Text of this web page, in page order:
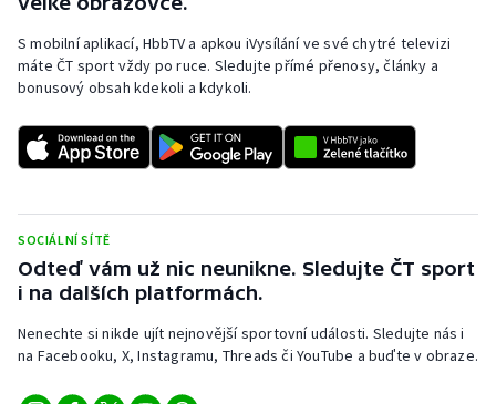
Rychlostní kanoistika
Short track
Sportovní střelba
Triatlon
Veslování
Vodní slalom
S mobilní aplikací, HbbTV a apkou iVysílání ve své chytré televizi
máte ČT sport vždy po ruce. Sledujte přímé přenosy, články a
bonusový obsah kdekoli a kdykoli.
SOCIÁLNÍ SÍTĚ
Odteď vám už nic neunikne. Sledujte ČT sport
i na dalších platformách.
Nenechte si nikde ujít nejnovější sportovní události. Sledujte nás i
na Facebooku, X, Instagramu, Threads či YouTube a buďte v obraze.